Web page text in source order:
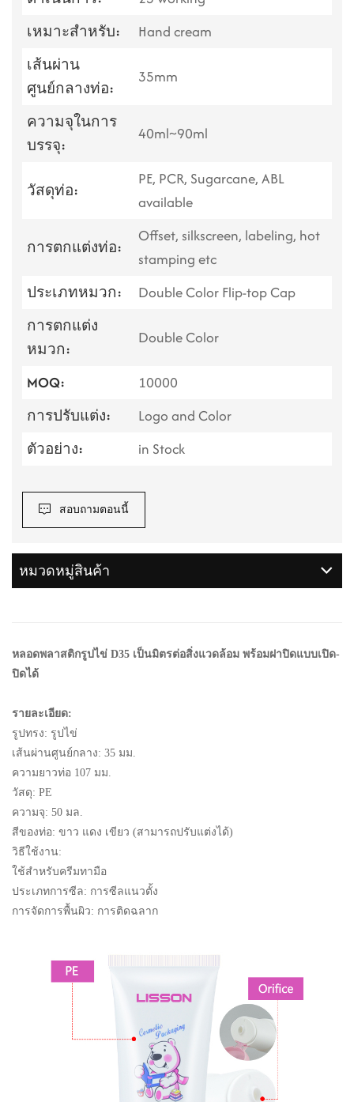
เหมาะสำหรับ:
Hand cream
เส้นผ่าน
ศูนย์กลางท่อ:
35mm
ความจุในการ
บรรจุ:
40ml~90ml
วัสดุท่อ:
PE, PCR, Sugarcane, ABL
available
การตกแต่งท่อ:
Offset, silkscreen, labeling, hot
stamping etc
ประเภทหมวก:
Double Color Flip-top Cap
การตกแต่ง
หมวก:
Double Color
MOQ:
10000
การปรับแต่ง:
Logo and Color
ตัวอย่าง:
in Stock
สอบถามตอนนี้
หมวดหมู่สินค้า
หลอดพลาสติกรูปไข่ D35 เป็นมิตรต่อสิ่งแวดล้อม พร้อมฝาปิดแบบเปิด-
ปิดได้
รายละเอียด:
รูปทรง: รูปไข่
เส้นผ่านศูนย์กลาง: 35 มม.
ความยาวท่อ 107 มม.
วัสดุ: PE
ความจุ: 50 มล.
สีของท่อ: ขาว แดง เขียว (สามารถปรับแต่งได้)
วิธีใช้งาน:
ใช้สำหรับครีมทามือ
ประเภทการซีล: การซีลแนวตั้ง
การจัดการพื้นผิว: การติดฉลาก